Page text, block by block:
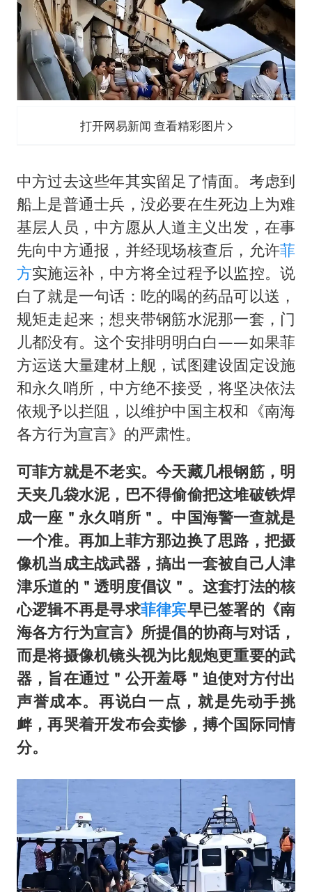
打开网易新闻 查看精彩图片
中方过去这些年其实留足了情面。考虑到
船上是普通士兵，没必要在生死边上为难
基层人员，中方愿从人道主义出发，在事
先向中方通报，并经现场核查后，允许菲
方实施运补，中方将全过程予以监控。说
白了就是一句话：吃的喝的药品可以送，
规矩走起来；想夹带钢筋水泥那一套，门
儿都没有。这个安排明明白白——如果菲
方运送大量建材上舰，试图建设固定设施
和永久哨所，中方绝不接受，将坚决依法
依规予以拦阻，以维护中国主权和《南海
各方行为宣言》的严肃性。
可菲方就是不老实。今天藏几根钢筋，明
天夹几袋水泥，巴不得偷偷把这堆破铁焊
成一座＂永久哨所＂。中国海警一查就是
一个准。再加上菲方那边换了思路，把摄
像机当成主战武器，搞出一套被自己人津
津乐道的＂透明度倡议＂。这套打法的核
心逻辑不再是寻求菲律宾早已签署的《南
海各方行为宣言》所提倡的协商与对话，
而是将摄像机镜头视为比舰炮更重要的武
器，旨在通过＂公开羞辱＂迫使对方付出
声誉成本。再说白一点，就是先动手挑
衅，再哭着开发布会卖惨，搏个国际同情
分。